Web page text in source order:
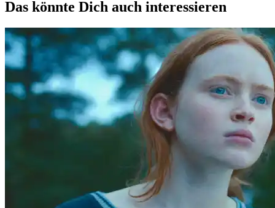
Das könnte Dich auch interessieren